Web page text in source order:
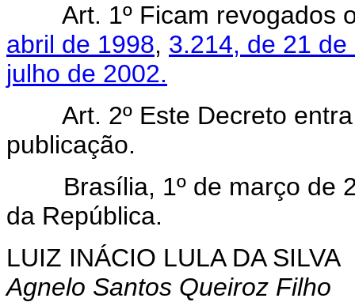
Art. 1º Ficam revogados
abril de 1998, 3.214, de 21
julho de 2002.
Art. 2º Este Decreto entra
publicação.
Brasília, 1º de março de
da República.
LUIZ INÁCIO LULA DA SILVA
Agnelo Santos Queiroz Filho